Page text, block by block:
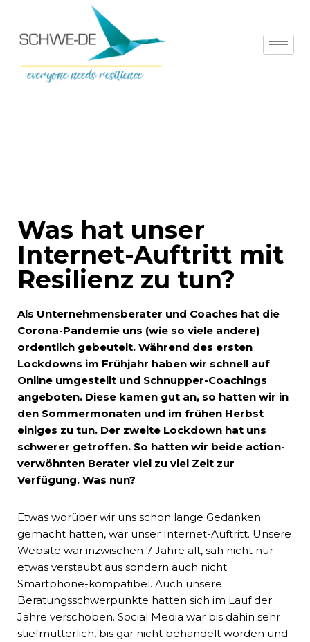
Zum
springen
Startseite »BlogAll»Was hat unser Internet-Auftritt mit
Resilienz zu tun?
Was hat unser
Internet-Auftritt mit
Resilienz zu tun?
Als Unternehmensberater und Coaches hat die
Corona-Pandemie uns (wie so viele andere)
ordentlich gebeutelt. Während des ersten
Lockdowns im Frühjahr haben wir schnell auf
Online umgestellt und Schnupper-Coachings
angeboten. Diese kamen gut an, so hatten wir in
den Sommermonaten und im frühen Herbst
einiges zu tun. Der zweite Lockdown hat uns
schwerer getroffen. So hatten wir beide action-
verwöhnten Berater viel zu viel Zeit zur
Verfügung. Was nun?
Etwas worüber wir uns schon lange Gedanken
gemacht hatten, war unser Internet-Auftritt. Unsere
Website war inzwischen 7 Jahre alt, sah nicht nur
etwas verstaubt aus sondern auch nicht
Smartphone-kompatibel. Auch unsere
Beratungsschwerpunkte hatten sich im Lauf der
Jahre verschoben. Social Media war bis dahin sehr
stiefmütterlich, bis gar nicht behandelt worden und